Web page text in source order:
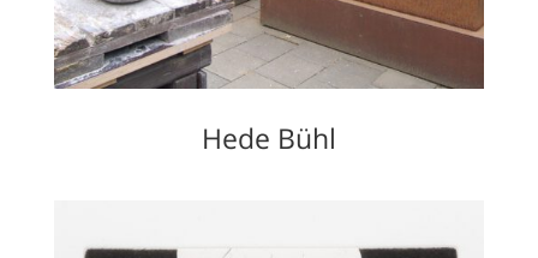
Hede Bühl